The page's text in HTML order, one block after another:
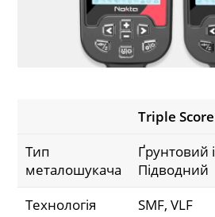
Triple Score
Тип
металошукача
Ґрунтовий і
Підводний
Технологія
SMF, VLF